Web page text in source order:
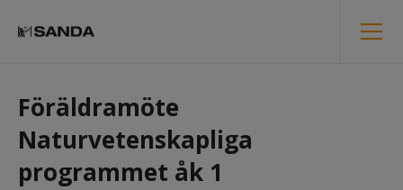
Föräldramöte
Naturvetenskapliga
programmet åk 1